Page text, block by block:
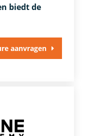
biedt de
aanvragen